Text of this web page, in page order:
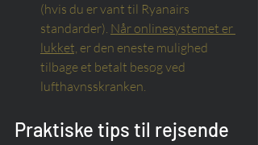
(hvis du er vant til Ryanairs
standarder). Når onlinesystemet er
lukket, er den eneste mulighed
tilbage et betalt besøg ved
lufthavnsskranken.
Praktiske tips til rejsende